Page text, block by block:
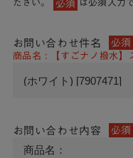
ださい。
必須 は必須入力
お問い合わせ件名 必須
商品名 : 【すごナノ撥水
お問い合わせ内容 必須